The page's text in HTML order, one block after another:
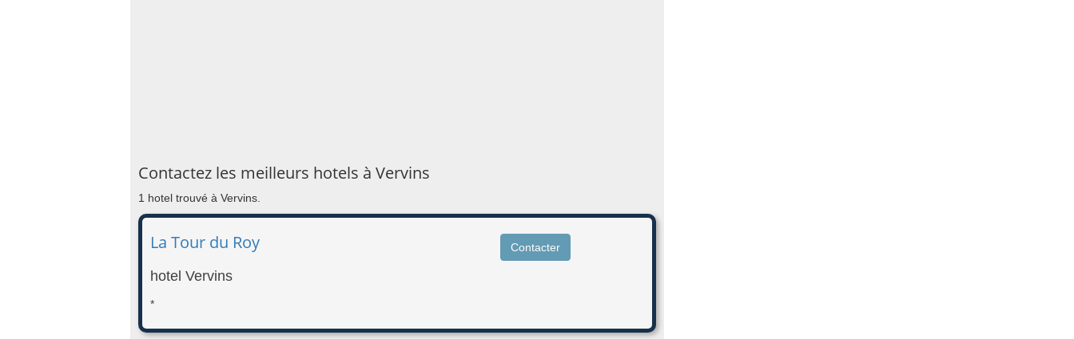
Contactez les meilleurs hotels à Vervins
1 hotel trouvé à Vervins.
La Tour du Roy Contacter
hotel Vervins
*